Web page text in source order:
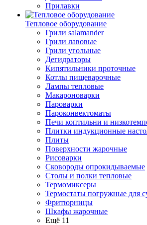
Прилавки
Тепловое оборудование
Грили salamander
Грили лавовые
Грили угольные
Дегидраторы
Кипятильники проточные
Котлы пищеварочные
Лампы тепловые
Макароноварки
Пароварки
Пароконвектоматы
Печи коптильни и
Плитки индукционные
Плиты
Поверхности жарочные
Рисоварки
Сковороды опрокидываемые
Столы и полки тепловые
Термомиксеры
Термостаты погружные для
Фритюрницы
Шкафы жарочные
Ещё 11